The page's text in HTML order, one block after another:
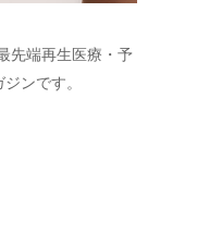
先端再生医療・予
ンです。